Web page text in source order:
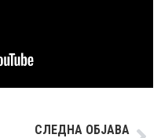
СЛЕДНА ОБЈАВА